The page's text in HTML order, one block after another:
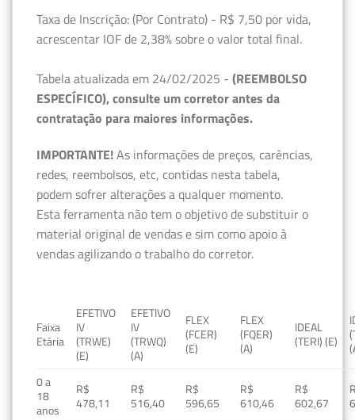
Taxa de Inscrição: (Por Contrato) - R$ 7,50 por vida,
acrescentar IOF de 2,38% sobre o valor total final.
Tabela atualizada em 24/02/2025 - (REEMBOLSO
ESPECÍFICO), consulte um corretor antes da
contratação para maiores informações.
IMPORTANTE!As informações de preços, carências,
redes, reembolsos, etc, contidas nesta tabela,
podem sofrer alterações a qualquer momento.
Esta ferramenta não tem o objetivo de substituir o
material original de vendas e sim como apoio à
vendas agilizando o trabalho do corretor.
Faixa
Etária
EFETIVO
IV
(TRWE)
(E)
EFETIVO
IV
(TRWQ)
(A)
FLEX
(FCER)
(E)
FLEX
(FQER)
(A)
IDEAL
(TERI) (E)
0 a
18
anos
R$
478,11
R$
516,40
R$
596,65
R$
610,46
R$
602,67